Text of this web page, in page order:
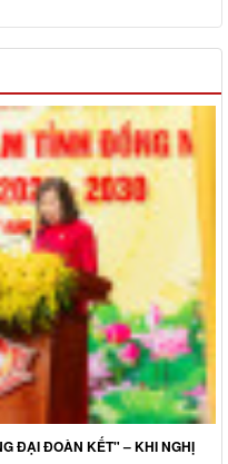
ĐẠI ĐOÀN KẾT" – KHI NGHỊ